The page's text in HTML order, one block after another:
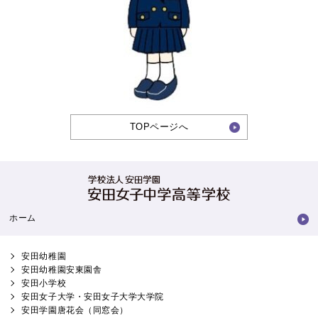
TOPページへ
ホーム
安田幼稚園
安田幼稚園安東園舎
安田小学校
安田女子大学・安田女子大学大学院
安田学園唐花会（同窓会）